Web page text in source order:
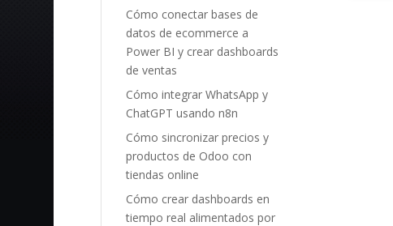
Cómo conectar bases de
datos de ecommerce a
Power BI y crear dashboards
de ventas
Cómo integrar WhatsApp y
ChatGPT usando n8n
Cómo sincronizar precios y
productos de Odoo con
tiendas online
Cómo crear dashboards en
tiempo real alimentados por